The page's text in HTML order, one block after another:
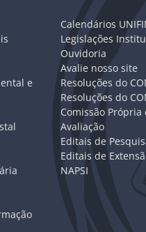
e
Calendários
Legislações
Ouvidoria
Avalie nosso site
Resoluções do
Resoluções do
Comissão Própria
Avaliação
Editais de
Editais de
NAPSI